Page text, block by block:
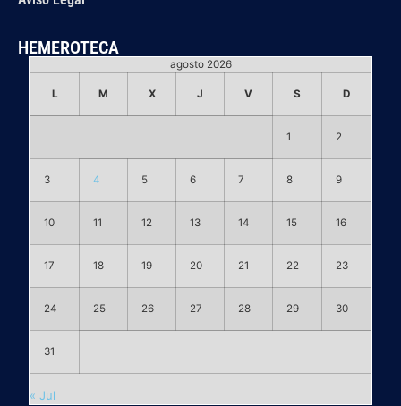
HEMEROTECA
agosto 2026
L M X J V S D
1 2
3 4 5 6 7 8 9
10 11 12 13 14 15 16
17 18 19 20 21 22 23
24 25 26 27 28 29 30
31
« Jul